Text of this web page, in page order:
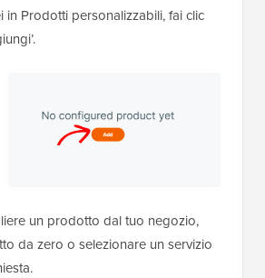
in Prodotti personalizzabili, fai clic
un prodotto dal tuo negozio,
da zero o selezionare un servizio